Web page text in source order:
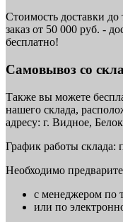
Стоимость доставки
заказ от 50 000 руб. -
бесплатно!
Самовывоз со
Также вы можете
нашего склада,
адресу: г. Видное,
График работы склада:
Необходимо
с менеджером по
или по